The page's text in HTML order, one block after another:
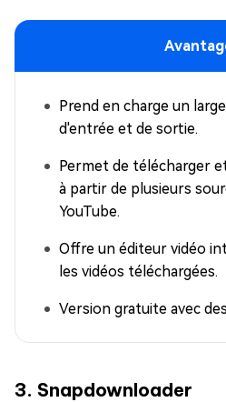
Prend en charge un
d'entrée et de sortie.
Permet de télécharger
à partir de plusieurs
YouTube.
Offre un éditeur vidéo
les vidéos téléchargées.
Version gratuite avec
3. Snapdownloader